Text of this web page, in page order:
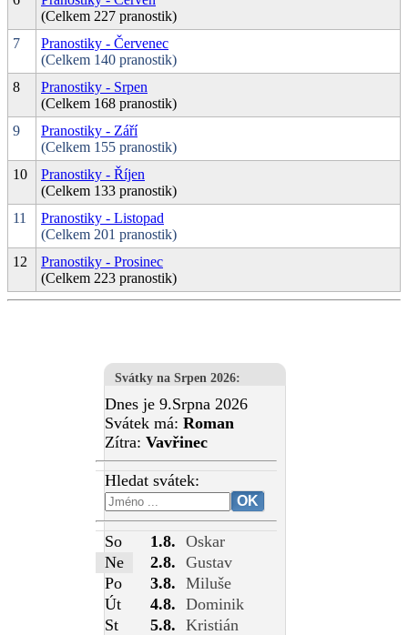
(Celkem 227 pranostik)
7
Pranostiky - Červenec
(Celkem 140 pranostik)
8
Pranostiky - Srpen
(Celkem 168 pranostik)
9
Pranostiky - Září
(Celkem 155 pranostik)
10
Pranostiky - Říjen
(Celkem 133 pranostik)
11
Pranostiky - Listopad
(Celkem 201 pranostik)
12
Pranostiky - Prosinec
(Celkem 223 pranostik)
Svátky na Srpen 2026:
Dnes je 9.Srpna 2026
Svátek má: Roman
Zítra: Vavřinec
Hledat svátek:
So 1.8. Oskar
Ne
2.8. Gustav
Po
3.8. Miluše
Út
4.8. Dominik
St
5.8. Kristián